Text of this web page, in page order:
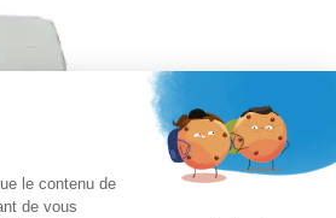
le contenu de
de vous